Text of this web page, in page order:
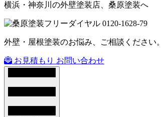
横浜・神奈川の外壁塗装店、桑原塗装へ
外壁・屋根塗装のお悩み、ご相談ください。
お見積もり お問い合わせ